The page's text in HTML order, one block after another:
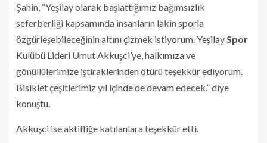
Şahin, “Yeşilay olarak başlattığımız bağımsızlık
seferberliği kapsamında insanların lakin sporla
özgürleşebileceğinin altını çizmek istiyorum. Yeşilay Spor
Kulübü Lideri Umut Akkuşci’ye, halkımıza ve
gönüllülerimize iştiraklerinden ötürü teşekkür ediyorum.
Bisiklet çeşitlerimiz yıl içinde de devam edecek.” diye
konuştu.
Akkuşci ise aktifliğe katılanlara teşekkür etti.